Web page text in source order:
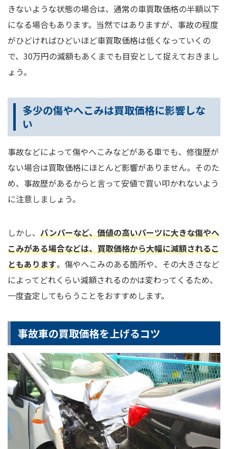
きないような状態の場合は、通常の車買取価格の半額以下
になる場合もあります。当然ではありますが、事故の程度
がひどければひどいほど車買取価格は低くなっていくの
で、30万円の減額もあくまでも目安として捉えておきまし
ょう。
多少の傷やへこみは買取価格に影響しな
い
事故などによって傷やへこみなどがある車でも、修復歴が
ない場合は買取価格にほとんど影響がありません。そのた
め、事故歴があるからと言って安値で買い叩かれないよう
に注意しましょう。
しかし、 バンパーなど、価値の高いパーツに大きな傷やへ
こみがある場合などは、買取価格から大幅に減額されるこ
ともあります。傷やへこみのある箇所や、その大きさなど
によってどれくらい減額されるのかは変わってくるため、
一度査定してもらうことをおすすめします。
事故車の買取価格を上げるコツ